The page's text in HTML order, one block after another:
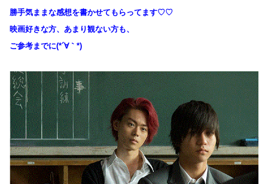
勝手気ままな感想を書かせてもらってます♡♡
映画好きな方、あまり観ない方も、
ご参考までに(*´∀｀*)